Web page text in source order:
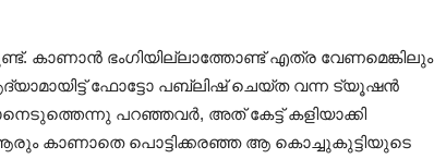
കാണാൻ ഭംഗിയില്ലാത്തോണ്ട് എത്ര വേണമെങ്കിലും
ഫോട്ടോ പബ്ലിഷ് ചെയ്ത വന്ന ട്യൂഷൻ
പറഞ്ഞവർ, അത് കേട്ട് കളിയാക്കി
ആരും കാണാതെ പൊട്ടിക്കരഞ്ഞ ആ കൊച്ചുകുട്ടിയുടെ